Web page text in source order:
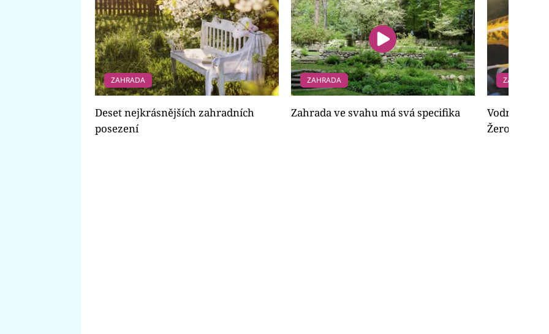
ZAHRADA
Deset nejkrásnějších zahradních
posezení
ZAHRADA
Zahrada ve svahu má svá specifika
ZAHRADA
Vodní
Žerou z